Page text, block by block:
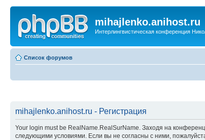
mihajlenko.anihost.ru
Интерлингвистическая конференция
Список форумов
mihajlenko.anihost.ru - Регистрация
Your login must be RealName.RealSurName. Заходя на
следующими условиями. Если вы не согласны с ними,